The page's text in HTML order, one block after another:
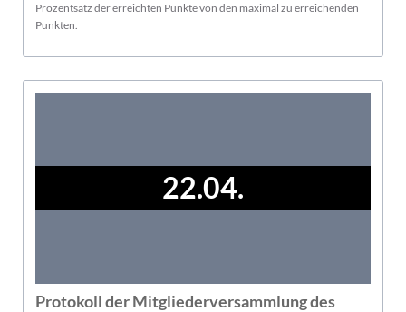
Prozentsatz der erreichten Punkte von den maximal zu erreichenden
Punkten.
22.04.
Protokoll der Mitgliederversammlung des